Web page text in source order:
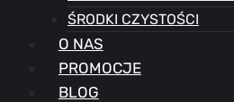
ŚRODKI CZYSTOŚCI
O NAS
PROMOCJE
BLOG